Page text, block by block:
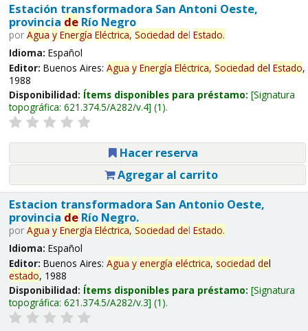
Estación transformadora San Antoni Oeste,
provincia deRío Negro
por Agua y Energía Eléctrica, Sociedad del Estado.
Idioma: Español
Editor: Buenos Aires: Agua y Energía Eléctrica, Sociedad del Estado,
1988
Disponibilidad: Ítems disponibles para préstamo: Signatura
topográfica: 621.374.5/A282/v.4 (1).
Hacer reserva
Agregar al carrito
Estacion transformadora San Antonio Oeste,
provincia deRío Negro.
por Agua y Energía Eléctrica, Sociedad del Estado.
Idioma: Español
Editor: Buenos Aires: Agua y energía eléctrica, sociedad del
estado, 1988
Disponibilidad: Ítems disponibles para préstamo: Signatura
topográfica: 621.374.5/A282/v.3 (1).